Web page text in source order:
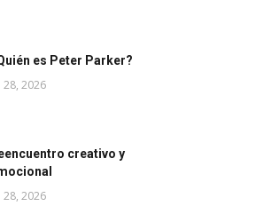
es Peter Parker?
28, 2026
creativo y
28, 2026